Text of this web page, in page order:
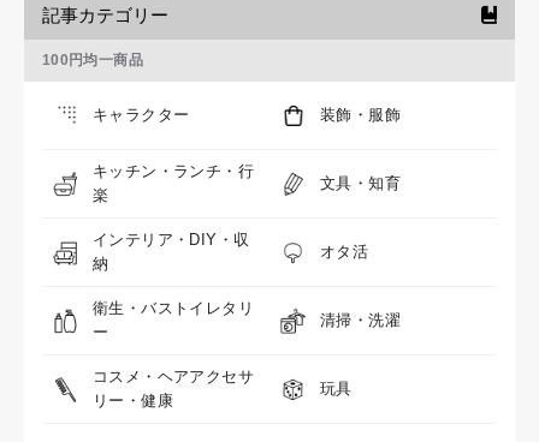
記事カテゴリー
100円均一商品
キャラクター 装飾・服飾
キッチン・ランチ・行
楽
文具・知育
インテリア・DIY・収
納
オタ活
衛生・バストイレタリ
ー
清掃・洗濯
コスメ・ヘアアクセサ
リー・健康
玩具